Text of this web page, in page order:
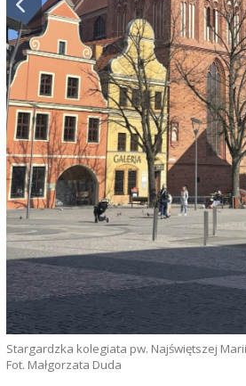
Stargardzka kolegiata pw. Najświętszej
Fot. Małgorzata Duda